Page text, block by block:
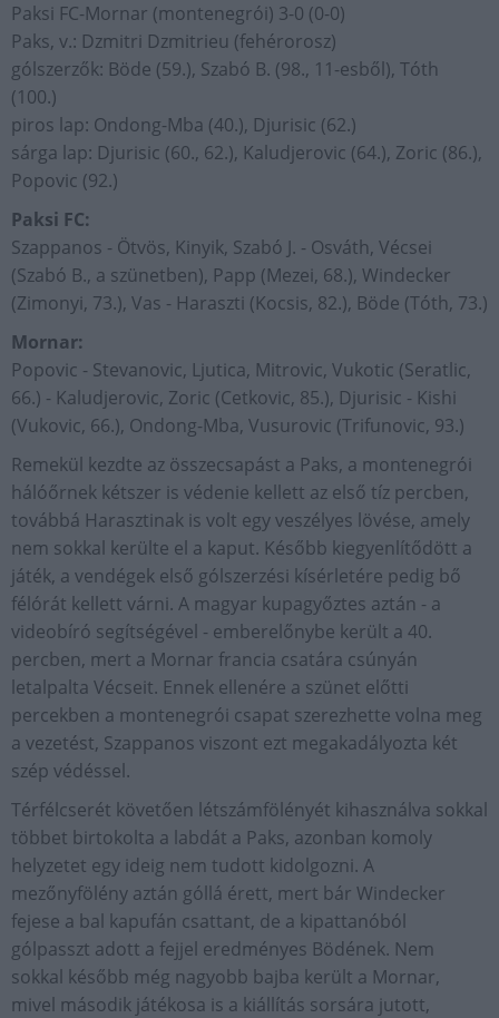
Paksi FC-Mornar (montenegrói) 3-0 (0-0)
Paks, v.: Dzmitri Dzmitrieu (fehérorosz)
gólszerzők: Böde (59.), Szabó B. (98., 11-esből), Tóth
(100.)
piros lap: Ondong-Mba (40.), Djurisic (62.)
sárga lap: Djurisic (60., 62.), Kaludjerovic (64.), Zoric (86.),
Popovic (92.)
Paksi FC:
Szappanos - Ötvös, Kinyik, Szabó J. - Osváth, Vécsei
(Szabó B., a szünetben), Papp (Mezei, 68.), Windecker
(Zimonyi, 73.), Vas - Haraszti (Kocsis, 82.), Böde (Tóth, 73.)
Mornar:
Popovic - Stevanovic, Ljutica, Mitrovic, Vukotic (Seratlic,
66.) - Kaludjerovic, Zoric (Cetkovic, 85.), Djurisic - Kishi
(Vukovic, 66.), Ondong-Mba, Vusurovic (Trifunovic, 93.)
Remekül kezdte az összecsapást a Paks, a montenegrói
hálóőrnek kétszer is védenie kellett az első tíz percben,
továbbá Harasztinak is volt egy veszélyes lövése, amely
nem sokkal kerülte el a kaput. Később kiegyenlítődött a
játék, a vendégek első gólszerzési kísérletére pedig bő
félórát kellett várni. A magyar kupagyőztes aztán - a
videobíró segítségével - emberelőnybe került a 40.
percben, mert a Mornar francia csatára csúnyán
letalpalta Vécseit. Ennek ellenére a szünet előtti
percekben a montenegrói csapat szerezhette volna meg
a vezetést, Szappanos viszont ezt megakadályozta két
szép védéssel.
Térfélcserét követően létszámfölényét kihasználva sokkal
többet birtokolta a labdát a Paks, azonban komoly
helyzetet egy ideig nem tudott kidolgozni. A
mezőnyfölény aztán góllá érett, mert bár Windecker
fejese a bal kapufán csattant, de a kipattanóból
gólpasszt adott a fejjel eredményes Bödének. Nem
sokkal később még nagyobb bajba került a Mornar,
mivel második játékosa is a kiállítás sorsára jutott,